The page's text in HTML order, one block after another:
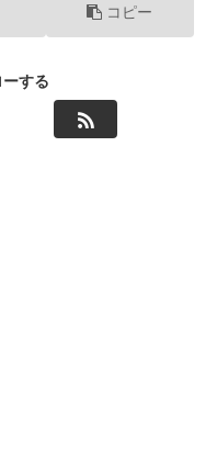
コピー
する